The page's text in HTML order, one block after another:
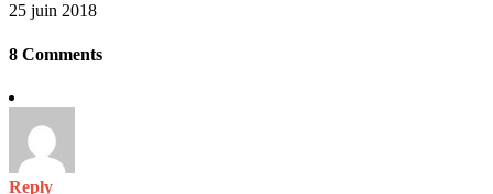
25 juin 2018
8 Comments
Reply